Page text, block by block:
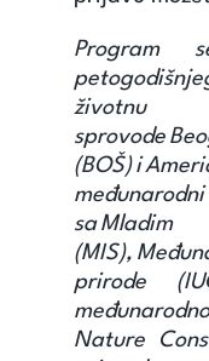
Program
sprovode
(BOŠ) i
sa
(MIS),
prirode
Nature